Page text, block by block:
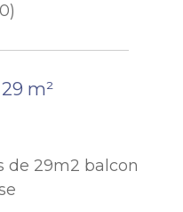
m²
de 29m2 balcon